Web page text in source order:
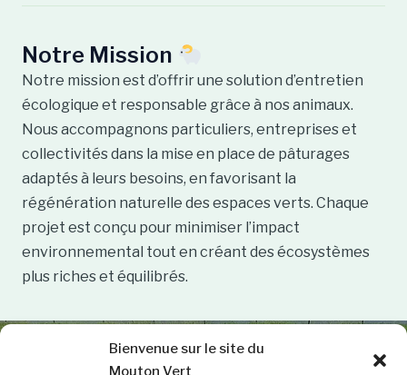
Bienvenue sur le site du
Mouton Vert
Notre Mission
Notre mission est d’offrir une solution d’entretien
écologique et responsable grâce à nos animaux.
Nous accompagnons particuliers, entreprises et
collectivités dans la mise en place de pâturages
adaptés à leurs besoins, en favorisant la
régénération naturelle des espaces verts. Chaque
projet est conçu pour minimiser l’impact
environnemental tout en créant des écosystèmes
plus riches et équilibrés.